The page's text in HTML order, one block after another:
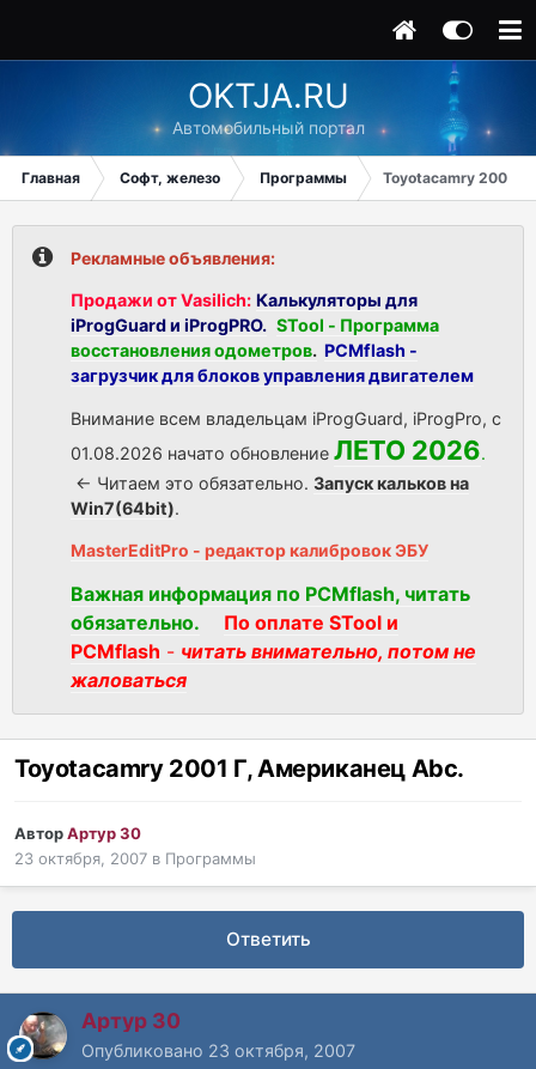
OKTJA.RU
Автомобильный портал
Главная Софт, железо Программы Toyotacamry 2001
Рекламные объявления:
Продажи от Vasilich: Калькуляторы для
iProgGuard и iProgPRO. STool - Программа
восстановления одометров. PCMflash -
загрузчик для блоков управления двигателем
Внимание всем владельцам iProgGuard, iProgPro, с
01.08.2026 начато обновление ЛЕТО 2026.
<- Читаем это обязательно. Запуск кальков на
Win7(64bit).
MasterEditPro - редактор калибровок ЭБУ
Важная информация по PCMflash, читать
обязательно.
По оплате STool и
PCMflash - читать внимательно, потом не
жаловаться
Toyotacamry 2001 Г, Американец Abc.
АвторАртур 30
23 октября, 2007 в Программы
Ответить
Артур 30
Опубликовано 23 октября, 2007